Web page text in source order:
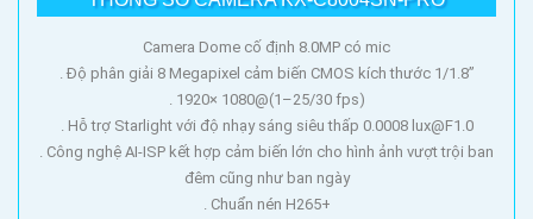
Camera Dome cố định 8.0MP có mic
. Độ phân giải 8 Megapixel cảm biến CMOS kích thước 1/1.8”
. 1920× 1080@(1–25/30 fps)
. Hỗ trợ Starlight với độ nhạy sáng siêu thấp 0.0008 lux@F1.0
. Công nghệ AI-ISP kết hợp cảm biến lớn cho hình ảnh vượt trội ban
đêm cũng như ban ngày
. Chuẩn nén H265+